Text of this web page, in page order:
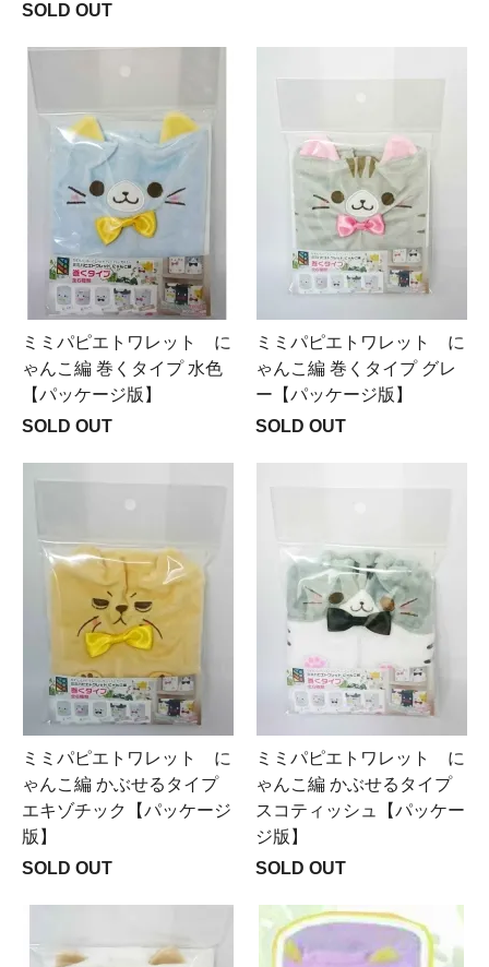
SOLD OUT
ミミパピエトワレット に
ゃんこ編 巻くタイプ 水色
【パッケージ版】
SOLD OUT
ミミパピエトワレット に
ゃんこ編 巻くタイプ グレ
ー【パッケージ版】
SOLD OUT
ミミパピエトワレット に
ゃんこ編 かぶせるタイプ
エキゾチック【パッケージ
版】
SOLD OUT
ミミパピエトワレット に
ゃんこ編 かぶせるタイプ
スコティッシュ【パッケー
ジ版】
SOLD OUT